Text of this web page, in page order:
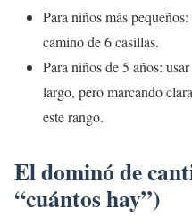
Para niños más
camino de 6 casillas.
Para niños de 5 años:
largo, pero marcando
este rango.
El dominó de
“cuántos hay”)